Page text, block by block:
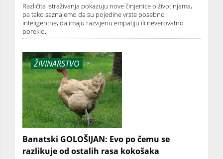
Različita istraživanja pokazuju nove činjenice o životinjama,
pa tako saznajemo da su pojedine vrste posebno
inteligentne, da imaju razvijenu empatiju ili neverovatno
poreklo.
ŽIVINARSTVO
Banatski GOLOŠIJAN: Evo po čemu se
razlikuje od ostalih rasa kokošaka